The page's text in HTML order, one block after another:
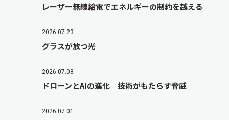
レーザー無線給電でエネルギーの制約を越える
2026.07.23
グラスが放つ光
2026.07.08
ドローンとAIの進化 技術がもたらす脅威
2026.07.01